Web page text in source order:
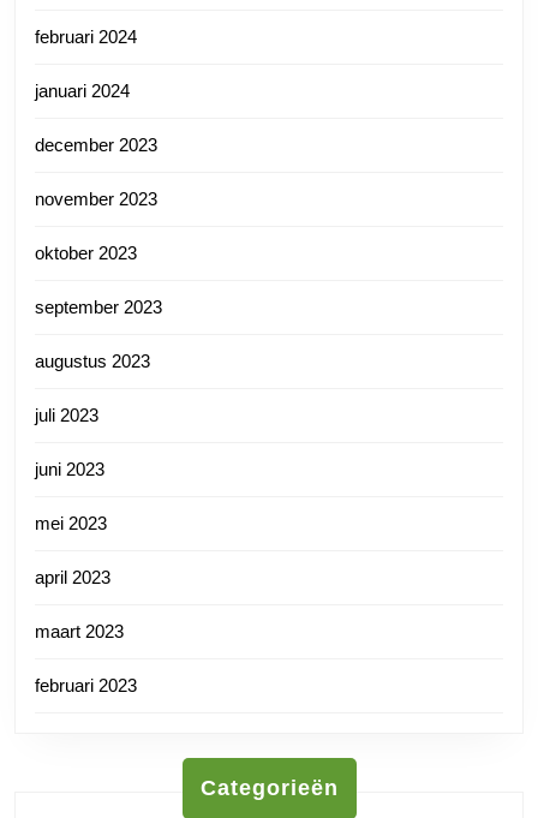
februari 2024
januari 2024
december 2023
november 2023
oktober 2023
september 2023
augustus 2023
juli 2023
juni 2023
mei 2023
april 2023
maart 2023
februari 2023
Categorieën